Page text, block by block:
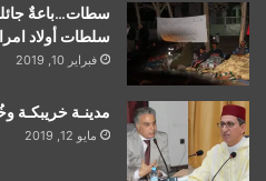
سطات…باعةٌ
سلطات أولاد
فبراير 10, 2019
مدينـة خريبكـة
مايو 12, 2019